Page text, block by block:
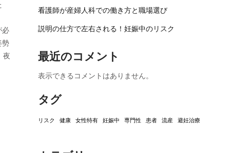
必
勢
夜
看護師が産婦人科での働き方と職場選び
説明の仕方で左右される！妊娠中のリスク
最近のコメント
表示できるコメントはありません。
タグ
リスク 健康 女性特有 妊娠中 専門性 患者 流産 避妊治療